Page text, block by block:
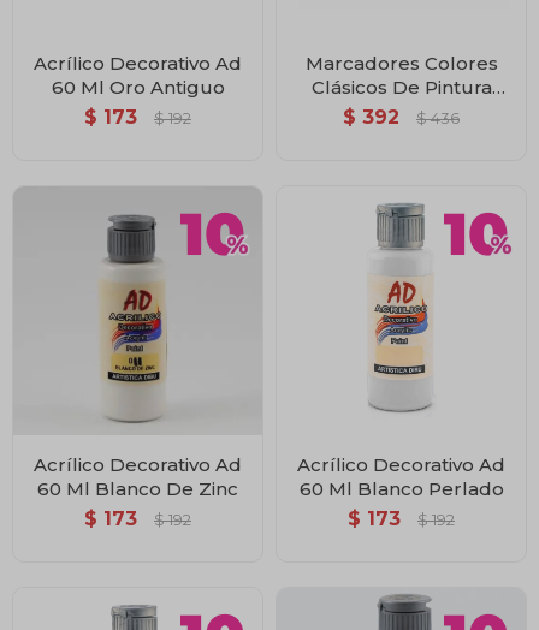
Acrílico Decorativo Ad
60 Ml Oro Antiguo
$ 173 $ 192
Marcadores Colores
Clásicos De Pintura
Acrílica Teoría+ x12
$ 392 $ 436
Acrílico Decorativo Ad
60 Ml Blanco De Zinc
$ 173 $ 192
Acrílico Decorativo Ad
60 Ml Blanco Perlado
$ 173 $ 192